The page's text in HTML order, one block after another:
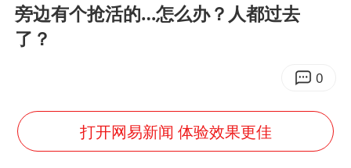
王艺迪无缘横滨赛决赛
旁边有个抢活的…怎么办？人都过去
了？
0
打开网易新闻 体验效果更佳